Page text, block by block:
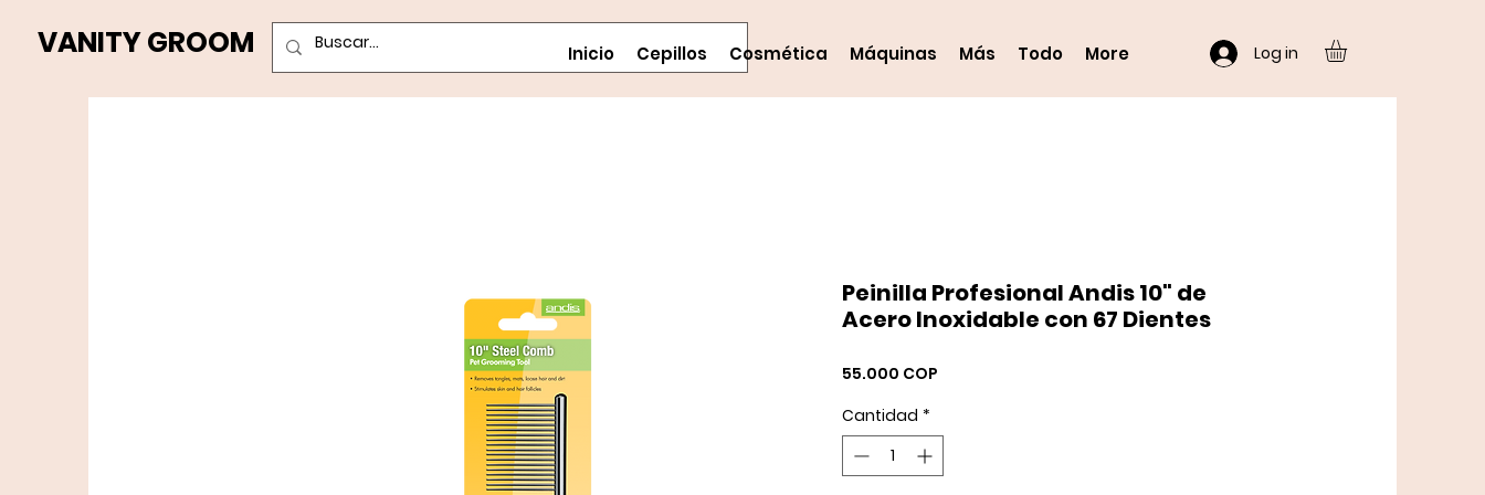
VANITY GROOM Inicio Cepillos Cosmética Máquinas Más Todo More Log in
Peinilla Profesional Andis 10" de
Acero Inoxidable con 67 Dientes
55.000 COP
Cantidad *